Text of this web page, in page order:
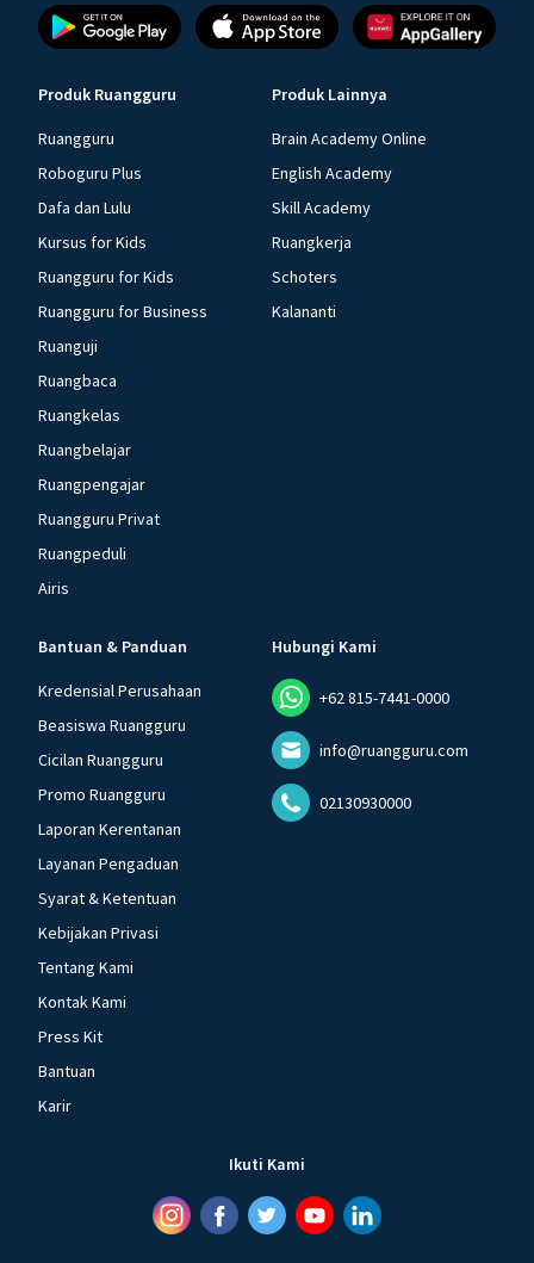
Produk Ruangguru
Ruangguru
Roboguru Plus
Dafa dan Lulu
Kursus for Kids
Ruangguru for Kids
Ruangguru for Business
Ruanguji
Ruangbaca
Ruangkelas
Ruangbelajar
Ruangpengajar
Ruangguru Privat
Ruangpeduli
Airis
Produk Lainnya
Brain Academy Online
English Academy
Skill Academy
Ruangkerja
Schoters
Kalananti
Bantuan & Panduan
Kredensial Perusahaan
Beasiswa Ruangguru
Cicilan Ruangguru
Promo Ruangguru
Laporan Kerentanan
Layanan Pengaduan
Syarat & Ketentuan
Kebijakan Privasi
Tentang Kami
Kontak Kami
Press Kit
Bantuan
Karir
Hubungi Kami
+62 815-7441-0000
info@ruangguru.com
02130930000
Ikuti Kami